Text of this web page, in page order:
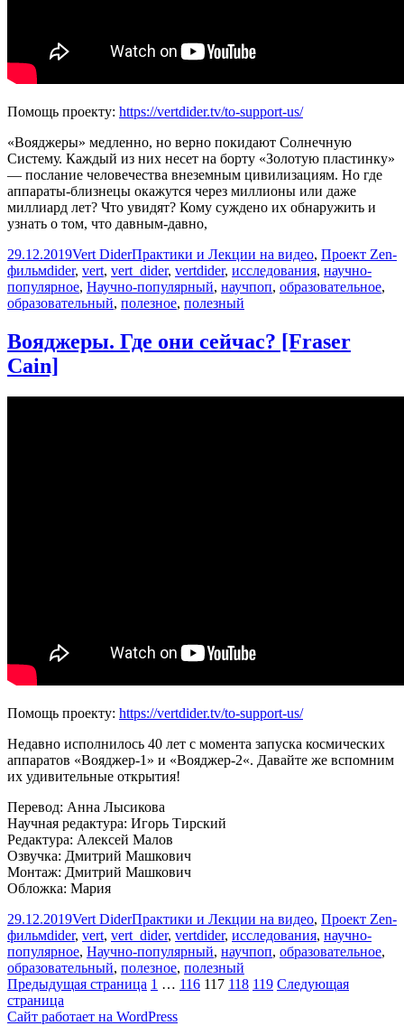
Помощь проекту: https://vertdider.tv/to-support-us/
«Вояджеры» медленно, но верно покидают Солнечную
Систему. Каждый из них несет на борту «Золотую пластинку»
— послание человечества внеземным цивилизациям. Но где
аппараты-близнецы окажутся через миллионы или даже
миллиард лет? Что увидят? Кому суждено их обнаружить и
узнать о том, что давным-давно,
Опубликовано
29.12.2019Автор
Vert DiderРубрики
Практики и Лекции на видео, Проект Zen-
фильмМетки
dider, vert, vert_dider, vertdider, исследования, научно-
популярное, Научно-популярный, научпоп, образовательное,
образовательный, полезное, полезный
Вояджеры. Где они сейчас? [Fraser
Cain]
Помощь проекту: https://vertdider.tv/to-support-us/
Недавно исполнилось 40 лет с момента запуска космических
аппаратов «Вояджер-1» и «Вояджер-2«. Давайте же вспомним
их удивительные открытия!
Перевод: Анна Лысикова
Научная редактура: Игорь Тирский
Редактура: Алексей Малов
Озвучка: Дмитрий Машкович
Монтаж: Дмитрий Машкович
Обложка: Мария
Опубликовано
29.12.2019Автор
Vert DiderРубрики
Практики и Лекции на видео, Проект Zen-
фильмМетки
dider, vert, vert_dider, vertdider, исследования, научно-
популярное, Научно-популярный, научпоп, образовательное,
образовательный, полезное, полезный
Пагинация
записей
Предыдущая страница Страница
1 … Страница
116 Страница
117 Страница
118 Страница
119 Следующая
страница
Сайт работает на WordPress